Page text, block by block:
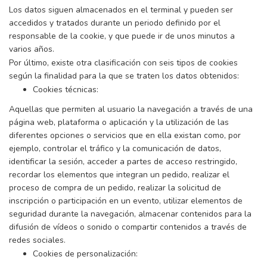
Los datos siguen almacenados en el terminal y pueden ser
accedidos y tratados durante un periodo definido por el
responsable de la cookie, y que puede ir de unos minutos a
varios años.
Por último, existe otra clasificación con seis tipos de cookies
según la finalidad para la que se traten los datos obtenidos:
Cookies técnicas:
Aquellas que permiten al usuario la navegación a través de una
página web, plataforma o aplicación y la utilización de las
diferentes opciones o servicios que en ella existan como, por
ejemplo, controlar el tráfico y la comunicación de datos,
identificar la sesión, acceder a partes de acceso restringido,
recordar los elementos que integran un pedido, realizar el
proceso de compra de un pedido, realizar la solicitud de
inscripción o participación en un evento, utilizar elementos de
seguridad durante la navegación, almacenar contenidos para la
difusión de vídeos o sonido o compartir contenidos a través de
redes sociales.
Cookies de personalización: